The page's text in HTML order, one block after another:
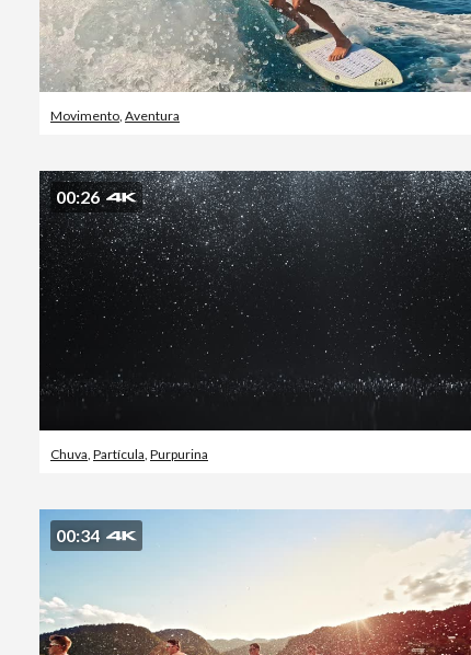
Movimento, Aventura
00:26
Chuva, Partícula, Purpurina
00:34